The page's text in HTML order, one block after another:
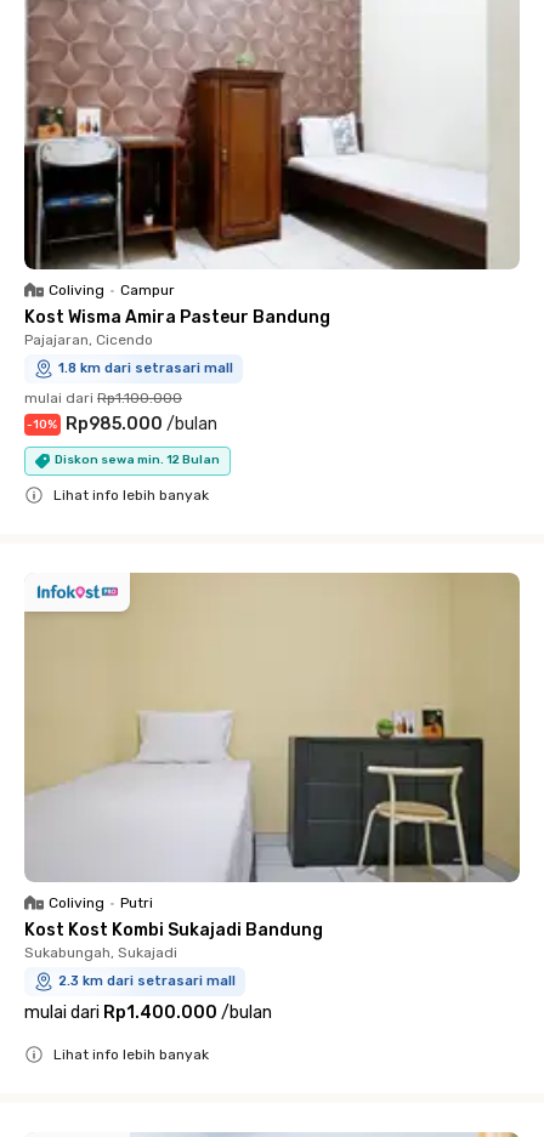
Coliving • Campur
Kost Wisma Amira Pasteur Bandung
Pajajaran, Cicendo
1.8 km dari setrasari mall
mulai dari Rp1.100.000
-10% Rp985.000 /bulan
Diskon sewa min. 12 Bulan
Lihat info lebih banyak
Coliving • Putri
Kost Kost Kombi Sukajadi Bandung
Sukabungah, Sukajadi
2.3 km dari setrasari mall
mulai dari Rp1.400.000 /bulan
Lihat info lebih banyak